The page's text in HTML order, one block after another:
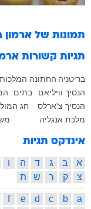
תמונות של ארמון
תגיות קשורות
בריטניה החתונה
הנסיך וויליאם
בתים
הנסיך צ'ארלס
חג
מלכת אנגליה
אינדקס תגיות
א ב ג ד ה ו
צ
ק ר ש ת
a
b
c
d
e
f